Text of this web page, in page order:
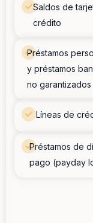
Saldos de
crédito
Préstamos
y préstamos
no garantizados
Líneas de
Préstamos de
pago (payday